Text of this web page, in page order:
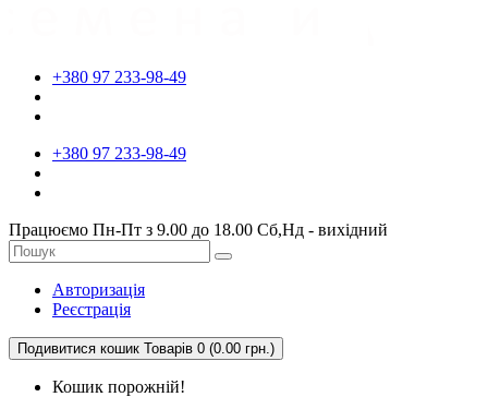
+380 97 233-98-49
+380 97 233-98-49
Працюємо Пн-Пт з 9.00 до 18.00 Сб,Нд - вихідний
Авторизація
Реєстрація
Подивитися кошик Товарів 0 (0.00 грн.)
Кошик порожній!